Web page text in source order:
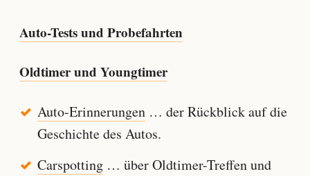
Auto-Tests und Probefahrten
Oldtimer und Youngtimer
Auto-Erinnerungen… der Rückblick auf die
Geschichte des Autos.
Carspotting… über Oldtimer-Treffen und